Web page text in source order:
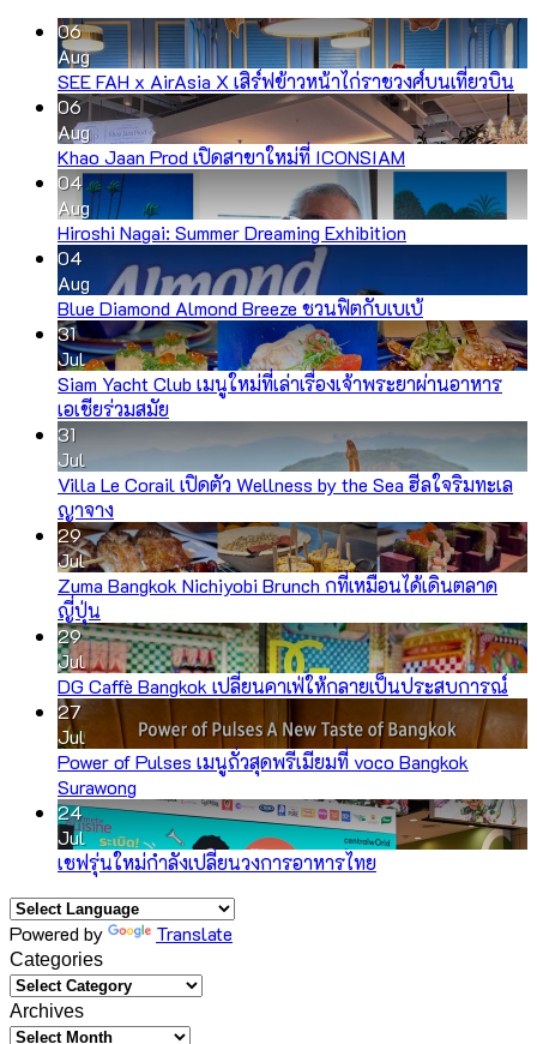
06
Aug
SEE FAH x AirAsia X เสิร์ฟข้าวหน้าไก่ราชวงศ์บนเที่ยวบิน
06
Aug
Khao Jaan Prod เปิดสาขาใหม่ที่ ICONSIAM
04
Aug
Hiroshi Nagai: Summer Dreaming Exhibition
04
Aug
Blue Diamond Almond Breeze ชวนฟิตกับเบเบ้
31
Jul
Siam Yacht Club เมนูใหม่ที่เล่าเรื่องเจ้าพระยาผ่านอาหาร
เอเชียร่วมสมัย
31
Jul
Villa Le Corail เปิดตัว Wellness by the Sea ฮีลใจริมทะเล
ญาจาง
29
Jul
Zuma Bangkok Nichiyobi Brunch กที่เหมือนได้เดินตลาด
ญี่ปุ่น
29
Jul
DG Caffè Bangkok เปลี่ยนคาเฟ่ให้กลายเป็นประสบการณ์
27
Jul
Power of Pulses เมนูถั่วสุดพรีเมียมที่ voco Bangkok
Surawong
24
Jul
เชฟรุ่นใหม่กำลังเปลี่ยนวงการอาหารไทย
Powered by Translate
Categories
Archives